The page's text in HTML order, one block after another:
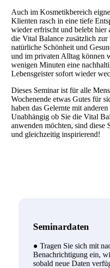
Auch im Kosmetikbereich
Klienten rasch in eine tiefe
wieder erfrischt und belebt hier
die Vital Balance zusätzlich
natürliche Schönheit und
und im privaten Alltag können
wenigen Minuten eine
Lebensgeister sofort wieder
Dieses Seminar ist für alle
Wochenende etwas Gutes für
haben das Gelernte mit
Unabhängig ob Sie die Vital
anwenden möchten, sind diese
und gleichzeitig inspirierend!
Seminardaten
● Tragen Sie sich mit
Benachrichtigung ein,
sobald neue Daten